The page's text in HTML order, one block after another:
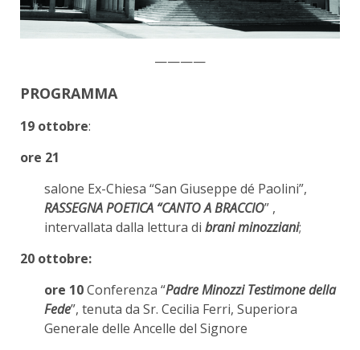
————
PROGRAMMA
19 ottobre:
ore 21
salone Ex-Chiesa “San Giuseppe dé Paolini”,
RASSEGNA POETICA “CANTO A BRACCIO” ,
intervallata dalla lettura di brani minozziani;
20 ottobre:
ore 10Conferenza “Padre Minozzi Testimone della
Fede”, tenuta da Sr. Cecilia Ferri, Superiora
Generale delle Ancelle del Signore